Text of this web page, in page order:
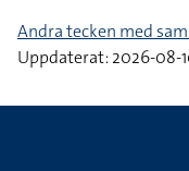
Andra tecken med
Uppdaterat: 2026-08-